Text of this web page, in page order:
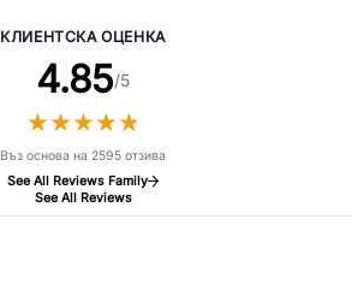
КЛИЕНТСКА ОЦЕНКА
4.85/5
★★★★★
★★★★★
Въз основа на 2595 отзива
See All Reviews Family
See All Reviews